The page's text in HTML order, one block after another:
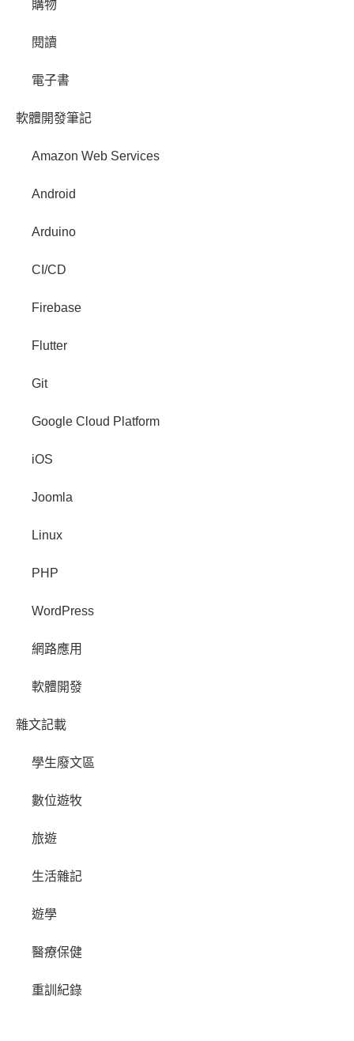
購物
閱讀
電子書
軟體開發筆記
Amazon Web Services
Android
Arduino
CI/CD
Firebase
Flutter
Git
Google Cloud Platform
iOS
Joomla
Linux
PHP
WordPress
網路應用
軟體開發
雜文記載
學生廢文區
數位遊牧
旅遊
生活雜記
遊學
醫療保健
重訓紀錄